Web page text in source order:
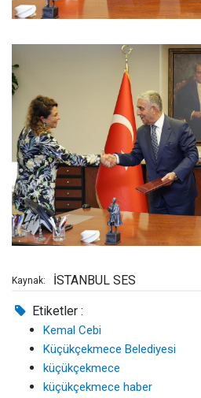
Kaynak: İSTANBUL SES
Etiketler :
Kemal Cebi
Küçükçekmece Belediyesi
küçükçekmece
küçükçekmece haber